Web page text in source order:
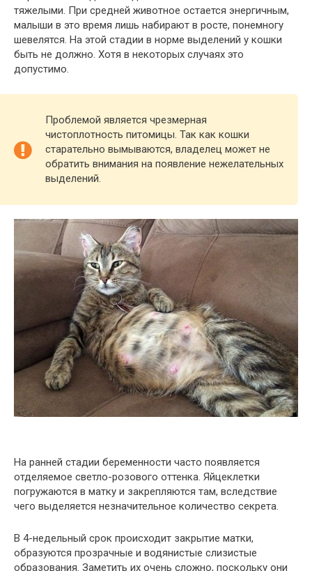
тяжелыми. При средней животное остается энергичным,
малыши в это время лишь набирают в росте, понемногу
шевелятся. На этой стадии в норме выделений у кошки
быть не должно. Хотя в некоторых случаях это
допустимо.
Проблемой является чрезмерная
чистоплотность питомицы. Так как кошки
старательно вымываются, владелец может не
обратить внимания на появление нежелательных
выделений.
На ранней стадии беременности часто появляется
отделяемое светло-розового оттенка. Яйцеклетки
погружаются в матку и закрепляются там, вследствие
чего выделяется незначительное количество секрета.
В 4-недельный срок происходит закрытие матки,
образуются прозрачные и водянистые слизистые
образования. Заметить их очень сложно, поскольку они